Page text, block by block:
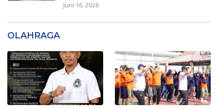
Juni 16, 2026
OLAHRAGA